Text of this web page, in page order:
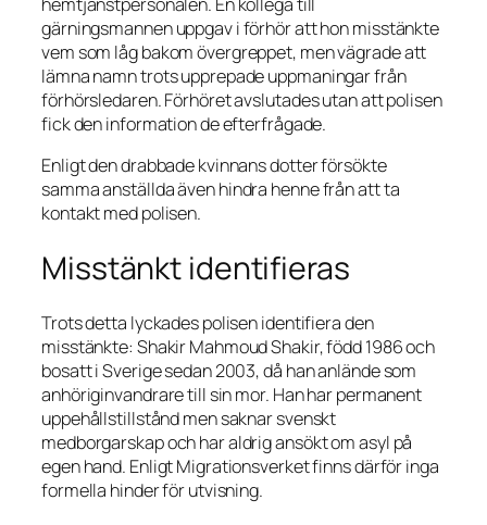
gärningsmannen uppgav i förhör att hon misstänkte
vem som låg bakom övergreppet, men vägrade att
lämna namn trots upprepade uppmaningar från
förhörsledaren. Förhöret avslutades utan att polisen
fick den information de efterfrågade.
Enligt den drabbade kvinnans dotter försökte
samma anställda även hindra henne från att ta
kontakt med polisen.
Misstänkt identifieras
Trots detta lyckades polisen identifiera den
misstänkte: Shakir Mahmoud Shakir, född 1986 och
bosatt i Sverige sedan 2003, då han anlände som
anhöriginvandrare till sin mor. Han har permanent
uppehållstillstånd men saknar svenskt
medborgarskap och har aldrig ansökt om asyl på
egen hand. Enligt Migrationsverket finns därför inga
formella hinder för utvisning.